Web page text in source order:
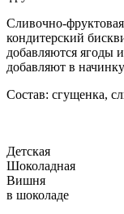
Сливочно-
кондитерский
добавляются ягоды
добавляют в
Состав: сгущенка,
Детская
Шоколадная
Вишня
в шоколаде